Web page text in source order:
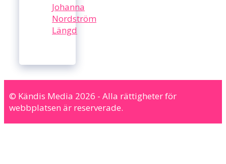
Johanna
Nordström
Längd
© Kändis Media 2026 - Alla rättigheter för
webbplatsen är reserverade.